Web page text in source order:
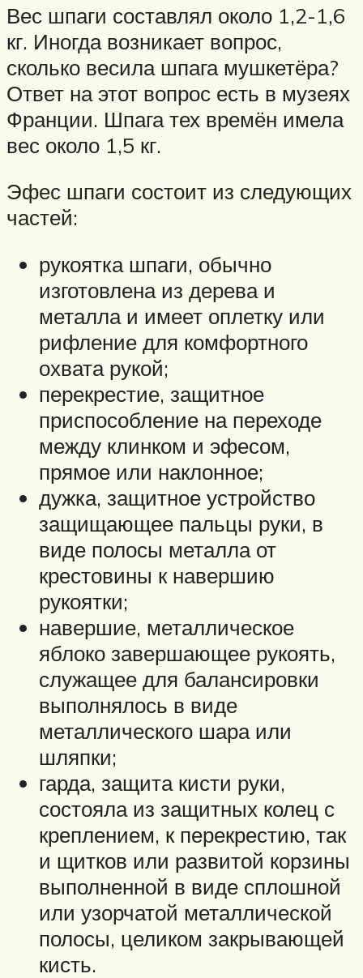
Вес шпаги составлял около 1,2-1,6
кг. Иногда возникает вопрос,
сколько весила шпага мушкетёра?
Ответ на этот вопрос есть в музеях
Франции. Шпага тех времён имела
вес около 1,5 кг.
Эфес шпаги состоит из следующих
частей:
рукоятка шпаги, обычно
изготовлена из дерева и
металла и имеет оплетку или
рифление для комфортного
охвата рукой;
перекрестие, защитное
приспособление на переходе
между клинком и эфесом,
прямое или наклонное;
дужка, защитное устройство
защищающее пальцы руки, в
виде полосы металла от
крестовины к навершию
рукоятки;
навершие, металлическое
яблоко завершающее рукоять,
служащее для балансировки
выполнялось в виде
металлического шара или
шляпки;
гарда, защита кисти руки,
состояла из защитных колец с
креплением, к перекрестию, так
и щитков или развитой корзины
выполненной в виде сплошной
или узорчатой металлической
полосы, целиком закрывающей
кисть.